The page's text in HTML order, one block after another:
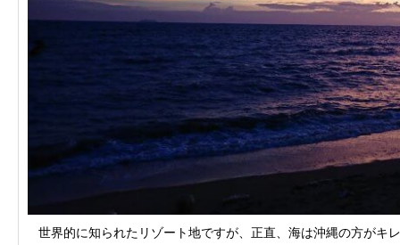
世界的に知られたリゾート地ですが、正直、海は沖縄の方がキ